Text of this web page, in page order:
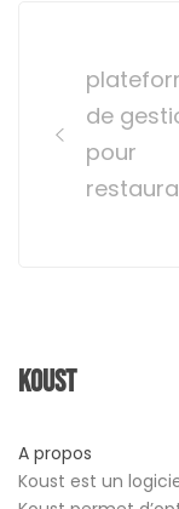
de
pour
Koust
A propos
Koust est un